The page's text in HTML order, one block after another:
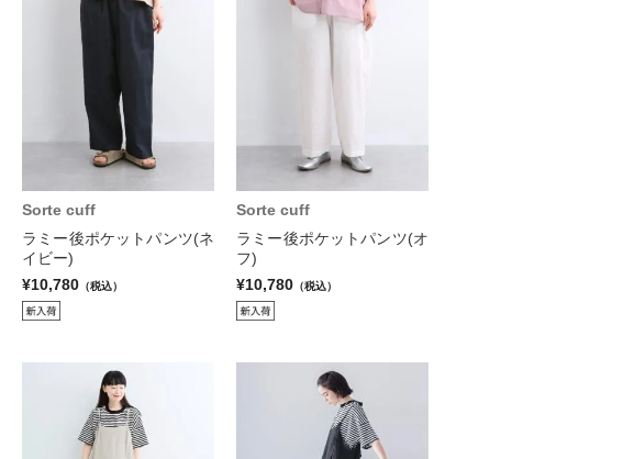
Sorte cuff
ラミー後ポケットパンツ(ネ
イビー)
¥10,780 （税込）
Sorte cuff
ラミー後ポケットパンツ(オ
フ)
¥10,780 （税込）